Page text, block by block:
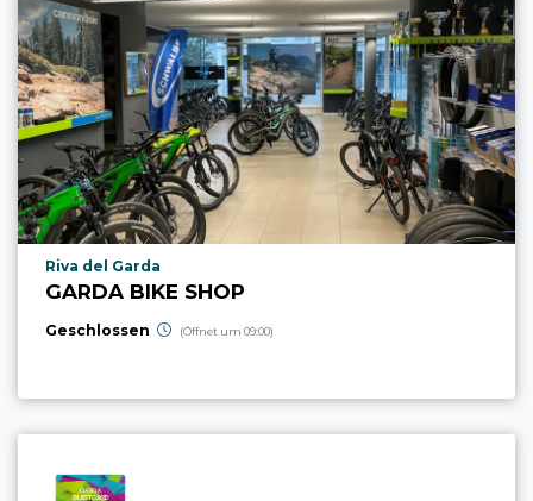
aria.poi_location_prefix
Riva del Garda
GARDA BIKE SHOP
Geschlossen (Öffnet um 09:00)